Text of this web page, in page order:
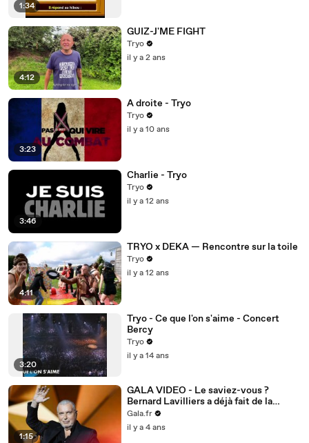
1:34
4:12
GUIZ-J'ME FIGHT
Tryo
il y a 2 ans
3:23
A droite - Tryo
Tryo
il y a 10 ans
3:46
Charlie - Tryo
Tryo
il y a 12 ans
4:11
TRYO x DEKA — Rencontre sur la toile
Tryo
il y a 12 ans
3:20
Tryo - Ce que l'on s'aime - Concert
Bercy
Tryo
il y a 14 ans
1:15
GALA VIDEO - Le saviez-vous ?
Bernard Lavilliers a déjà fait de la
prison
Gala.fr
il y a 4 ans